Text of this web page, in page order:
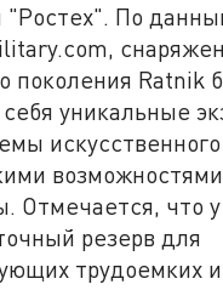
"Ростех". По
с
поколения Ratnik
себяуникальные
возможностями
Отмечается, что у
резерв для
трудоемких